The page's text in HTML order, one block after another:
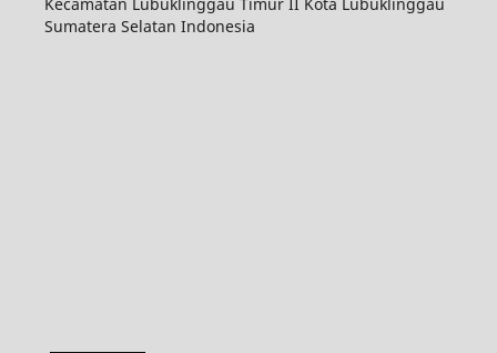
Kecamatan Lubuklinggau Timur II Kota Lubuklinggau
Sumatera Selatan Indonesia